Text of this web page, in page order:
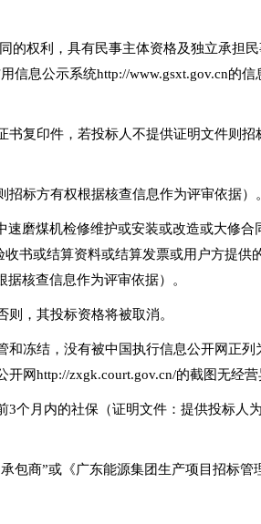
的权利，具有民事主体资格及独立承担
信息公示系统http://www.gsxt.gov.cn的
复印件，若投标人不提供证明文件则招
标方有权根据核查信息作为评审依据）。
磨煤机检修维护或安装或改造或大修合
书或结算资料或结算发票或用户方提供
核查信息作为评审依据）。
，其投标资格将被取消。
冻结，没有被中国执行信息公开网正列
网http://zxgk.court.gov.cn/的截图无经营
个月内的社保（证明文件：提供投标人
包商”或《广东能源集团生产项目招标管